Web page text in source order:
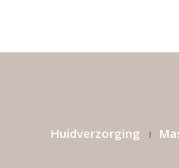
Huidverzorging